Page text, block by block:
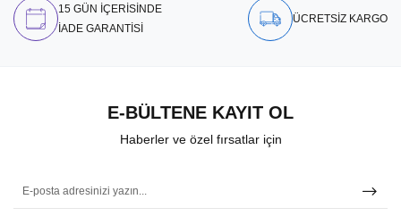
15 GÜN İÇERİSİNDE
İADE GARANTİSİ
ÜCRETSİZ KARGO
E-BÜLTENE KAYIT OL
Haberler ve özel fırsatlar için